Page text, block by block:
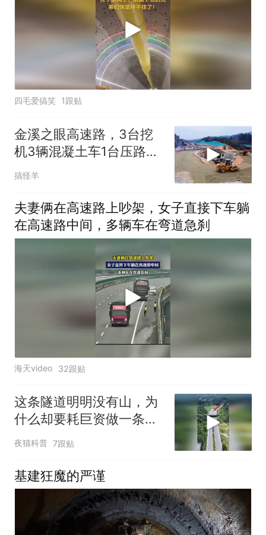
四毛爱搞笑 1跟贴
金溪之眼高速路，3台挖
机3辆混凝土车1台压路车
20个工人
搞怪羊
夫妻俩在高速路上吵架，女子直接下车躺
在高速路中间，多辆车在弯道急刹
海天video 32跟贴
这条隧道明明没有山，为
什么却要耗巨资做一条水
泥隧道上去呢？
夜猫科普 7跟贴
基建狂魔的严谨